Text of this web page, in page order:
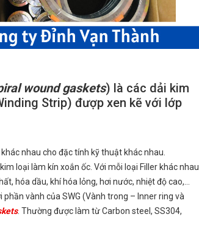
wound gaskets) là các dải kim
Strip) đượp xen kẽ với lớp
nhau cho đặc tính kỹ thuật khác nhau.
loại làm kín xoắn ốc. Với mỗi loại Filler khác nhau
hóa dầu, khí hóa lỏng, hơi nước, nhiệt độ cao,…
vành của SWG (Vành trong – Inner ring và
. Thường được làm từ Carbon steel, SS304,